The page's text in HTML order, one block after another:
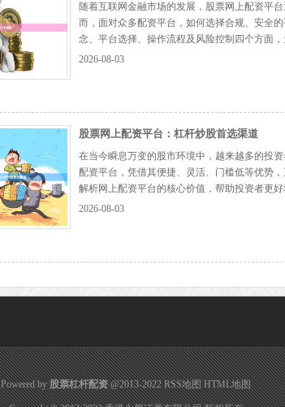
随着互联网金融市场的发展，股票网上配资平
而，面对众多配资平台，如何选择合规、安全
念、平台选择、操作流程及风险控制四个方面
股票配资？ 股票配资是指配资公司向投资者提
2026-08-03
股票网上配资平台：杠杆炒股首选渠道
在当今瞬息万变的股市环境中，越来越多的投
配资平台，凭借其便捷、灵活、门槛低等优势
解析网上配资平台的核心价值，帮助投资者更
股票网上配资，是指投资者通过互联网平台，
2026-08-03
Powered by股票杠杆配资@2013-2022RSS地图 HTML地图